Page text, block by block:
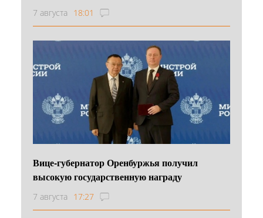
7 августа 18:01
Вице-губернатор Оренбуржья получил
высокую государственную награду
7 августа 17:27